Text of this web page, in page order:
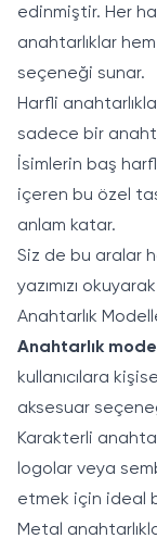
edinmiştir. Her
anahtarlıklar
seçeneği sunar.
Harfli
sadece bir
İsimlerin baş
içeren bu özel
anlam katar.
Siz de bu aralar
yazımızı
Anahtarlık
Anahtarlık
kullanıcılara
aksesuar
Karakterli
logolar veya
etmek için ideal
Metal